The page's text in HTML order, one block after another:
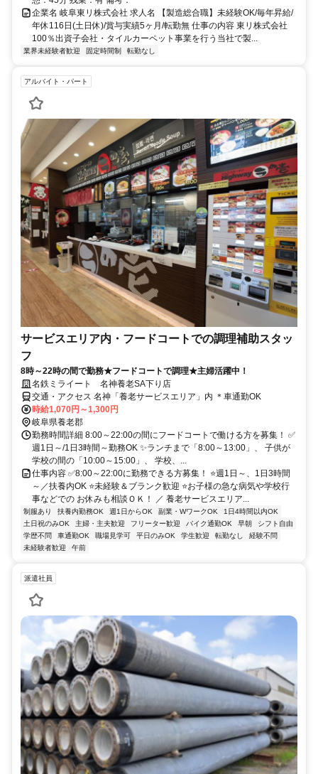
企業名 岐阜東リ株式会社 求人名 【製造総合職】未経験OK/毎年昇給/
年休116日(土日休)/賞与実績5ヶ月/転勤無 仕事の内容 東リ株式会社
100％出資子会社・タイルカーペット事業を行う当社で製...
業界未経験者歓迎 固定時間制 転勤なし
アルバイト・パート
サービスエリア内・フードコートでの調理補助スタッ
フ
8時～22時の間で勤務★フードコートで調理★主婦活躍中！
名鉄ミライート 名神養老SA下り店
交通・アクセス 名神「養老サービスエリア」内 ＊車通勤OK
時給1,070円～1,300円
岐阜県養老郡
勤務時間詳細 8:00～22:00の間にフードコートで働ける方を募集！ ✅
週1日～/1日3時間～勤務OK ✨ランチまで「8:00～13:00」、 子供が
学校の間の「10:00～15:00」、 学校、...
仕事内容 ✅8:00～22:00に勤務できる方募集！ ⭐週1日～、1日3時間
～／扶養内OK ⭐未経験＆ブランク歓迎 ⭐お子様の急な病気や学校行
事などでの お休みも相談ＯＫ！ ／ 養老サービスエリア...
制服あり 扶養内勤務OK 週1日からOK 副業・WワークOK
1日4時間以内OK
土日祝のみOK
主婦・主夫歓迎 フリーター歓迎 バイク通勤OK 早朝
シフト自由
学歴不問
車通勤OK 職場見学可 平日のみOK 学生歓迎 転勤なし
経験不問
未経験者歓迎
午前
派遣社員